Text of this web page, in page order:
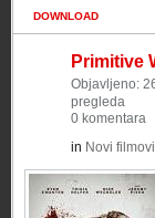
DOWNLOAD
Primitive
Objavljeno:
pregleda
0 komentara
in Novi filmovi